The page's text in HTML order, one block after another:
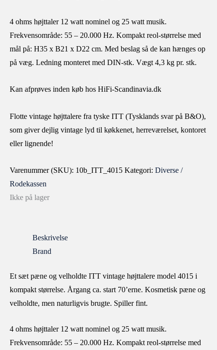
4 ohms højttaler 12 watt nominel og 25 watt musik.
Frekvensområde: 55 – 20.000 Hz. Kompakt reol-størrelse med
mål på: H35 x B21 x D22 cm. Med beslag så de kan hænges op
på væg. Ledning monteret med DIN-stk. Vægt 4,3 kg pr. stk.
Kan afprøves inden køb hos HiFi-Scandinavia.dk
Flotte vintage højttalere fra tyske ITT (Tysklands svar på B&O),
som giver dejlig vintage lyd til køkkenet, herreværelset, kontoret
eller lignende!
Varenummer (SKU): 10b_ITT_4015 Kategori: Diverse /
Rodekassen
Ikke på lager
Beskrivelse
Brand
Et sæt pæne og velholdte ITT vintage højttalere model 4015 i
kompakt størrelse. Årgang ca. start 70’erne. Kosmetisk pæne og
velholdte, men naturligvis brugte. Spiller fint.
4 ohms højttaler 12 watt nominel og 25 watt musik.
Frekvensområde: 55 – 20.000 Hz. Kompakt reol-størrelse med